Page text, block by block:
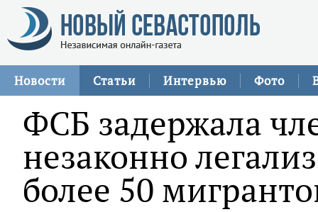
Новости Статьи Интервью Фото
ФСБ задержала
незаконно
более 50